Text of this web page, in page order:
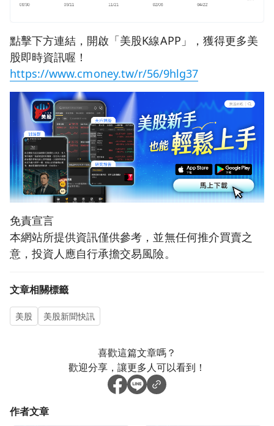
點擊下方連結，開啟「美股K線APP」，獲得更多美
股即時資訊喔！
https://www.cmoney.tw/r/56/9hlg37
免責宣言
本網站所提供資訊僅供參考，並無任何推介買賣之
意，投資人應自行承擔交易風險。
文章相關標籤
美股 美股新聞快訊
喜歡這篇文章嗎？
歡迎分享，讓更多人可以看到！
作者文章